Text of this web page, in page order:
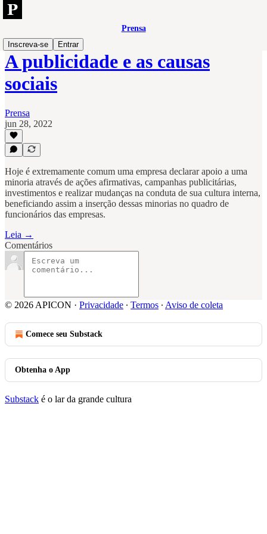
Prensa
Inscreva-se
Entrar
A publicidade e as causas
sociais
Prensa
jun 28, 2022
Hoje é extremamente comum uma empresa declarar apoio a uma
minoria através de ações afirmativas, campanhas publicitárias,
investimentos e realizar mudanças na conduta de sua cultura interna,
beneficiando assim a inserção dessas minorias no quadro de
funcionários das empresas.
Leia →
Comentários
© 2026 APICON · Privacidade ∙ Termos ∙ Aviso de coleta
Comece seu Substack
Obtenha o App
Substack é o lar da grande cultura